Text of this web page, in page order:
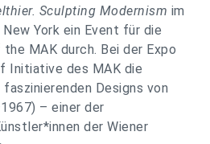
Sculpting Modernism im
York ein Event für die
MAK durch. Bei der Expo
Initiative des MAK die
Designs von
– einer der
der Wiener